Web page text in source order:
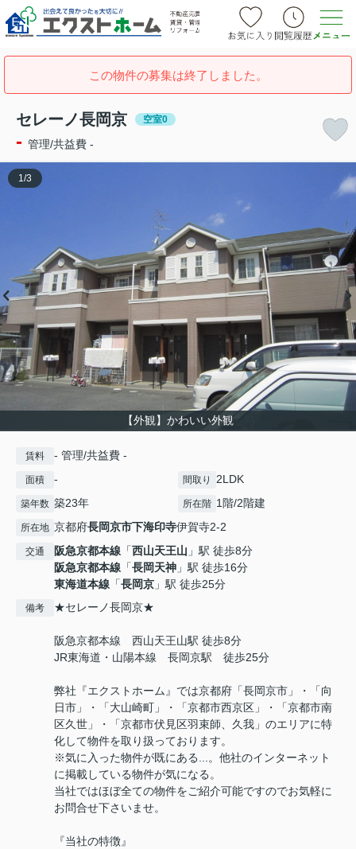
この物件の募集は終了しました。
セレーノ長岡京 空室0
- 管理/共益費 -
【外観】かわいい外観
1 /3
賃料 - 管理/共益費 -
面積 - 間取り 2LDK
築年数 築23年 所在階 1階/2階建
所在地 京都府長岡京市下海印寺伊賀寺2-2
交通 阪急京都本線 「西山天王山 」駅 徒歩8分
阪急京都本線 「長岡天神 」駅 徒歩16分
東海道本線 「長岡京 」駅 徒歩25分
備考 ★セレーノ長岡京★
阪急京都本線 西山天王山駅 徒歩8分
JR東海道・山陽本線 長岡京駅 徒歩25分
弊社『エクストホーム』では京都府「長岡京市」・「向
日市」・「大山崎町」・「京都市西京区」・「京都市南
区久世」・「京都市伏見区羽束師、久我」のエリアに特
化して物件を取り扱っております。
※気に入った物件が既にある...。他社のインターネット
に掲載している物件が気になる。
当社ではほぼ全ての物件をご紹介可能ですのでお気軽に
お問合せ下さいませ。
『当社の特徴』